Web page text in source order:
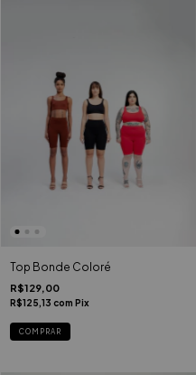
Top Bonde Coloré
R$129,00
R$125,13 com Pix
COMPRAR